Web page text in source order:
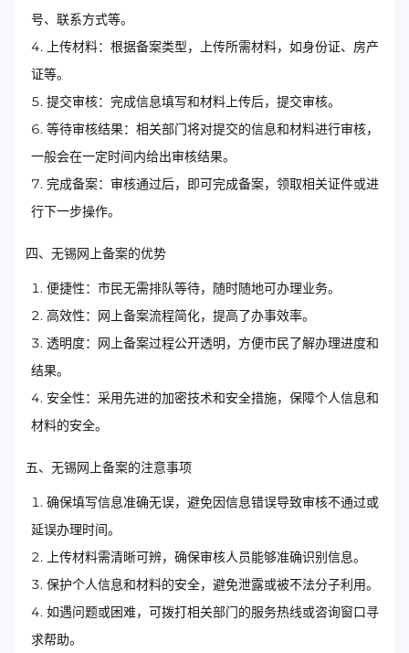
号、联系方式等。
上传材料：根据备案类型，上传所需材料，如身份证、房产
证等。
提交审核：完成信息填写和材料上传后，提交审核。
等待审核结果：相关部门将对提交的信息和材料进行审核，
一般会在一定时间内给出审核结果。
完成备案：审核通过后，即可完成备案，领取相关证件或进
行下一步操作。
四、无锡网上备案的优势
便捷性：市民无需排队等待，随时随地可办理业务。
高效性：网上备案流程简化，提高了办事效率。
透明度：网上备案过程公开透明，方便市民了解办理进度和
结果。
安全性：采用先进的加密技术和安全措施，保障个人信息和
材料的安全。
五、无锡网上备案的注意事项
确保填写信息准确无误，避免因信息错误导致审核不通过或
延误办理时间。
上传材料需清晰可辨，确保审核人员能够准确识别信息。
保护个人信息和材料的安全，避免泄露或被不法分子利用。
如遇问题或困难，可拨打相关部门的服务热线或咨询窗口寻
求帮助。